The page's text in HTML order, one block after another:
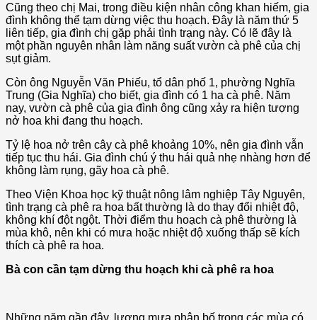
Cũng theo chị Mai, trong điều kiện nhân công khan hiếm, gia
đình không thể tạm dừng việc thu hoạch. Đây là năm thứ 5
liên tiếp, gia đình chị gặp phải tình trạng này. Có lẽ đây là
một phần nguyên nhân làm năng suất vườn cà phê của chị
sụt giảm.
Còn ông Nguyễn Văn Phiếu, tổ dân phố 1, phường Nghĩa
Trung (Gia Nghĩa) cho biết, gia đình có 1 ha cà phê. Năm
nay, vườn cà phê của gia đình ông cũng xảy ra hiện tượng
nở hoa khi đang thu hoạch.
Tỷ lệ hoa nở trên cây cà phê khoảng 10%, nên gia đình vẫn
tiếp tục thu hái. Gia đình chú ý thu hái quả nhẹ nhàng hơn để
không làm rụng, gãy hoa cà phê.
Theo Viện Khoa học kỹ thuật nông lâm nghiệp Tây Nguyên,
tình trạng cà phê ra hoa bất thường là do thay đổi nhiệt độ,
không khí đột ngột. Thời điểm thu hoạch cà phê thường là
mùa khô, nên khi có mưa hoặc nhiệt độ xuống thấp sẽ kích
thích cà phê ra hoa.
Bà con cần tạm dừng thu hoạch khi cà phê ra hoa
Những năm gần đây, lượng mưa phân bố trong các mùa có